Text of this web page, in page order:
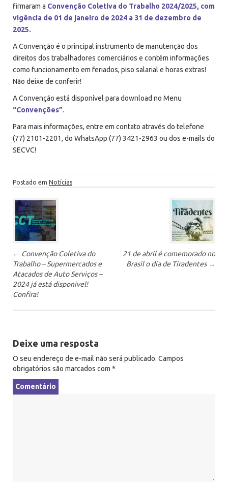
firmaram a Convenção Coletiva do Trabalho 2024/2025, com
vigência de 01 de janeiro de 2024 a 31 de dezembro de
2025.
A Convenção é o principal instrumento de manutenção dos
direitos dos trabalhadores comerciários e contém informações
como funcionamento em feriados, piso salarial e horas extras!
Não deixe de conferir!
A Convenção está disponível para download no Menu
“Convenções”.
Para mais informações, entre em contato através do telefone
(77) 2101-2201, do WhatsApp (77) 3421-2963 ou dos e-mails do
SECVC!
Postado em Notícias
P
ó
s
-
n
a
v
e
g
ã
o
← Convenção Coletiva do
Trabalho – Supermercados e
Atacados de Auto Serviços –
2024 já está disponível!
Confira!
21 de abril é comemorado no
Brasil o dia de Tiradentes →
Deixe uma resposta
O seu endereço de e-mail não será publicado. Campos
obrigatórios são marcados com *
Comentário